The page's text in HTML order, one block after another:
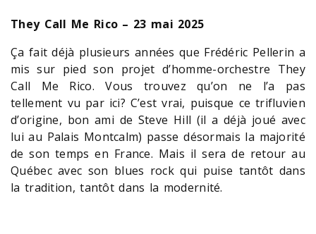
They Call Me Rico – 23 mai 2025
Ça fait déjà plusieurs années que Frédéric Pellerin a
mis sur pied son projet d’homme-orchestre They
Call Me Rico. Vous trouvez qu’on ne l’a pas
tellement vu par ici? C’est vrai, puisque ce trifluvien
d’origine, bon ami de Steve Hill (il a déjà joué avec
lui au Palais Montcalm) passe désormais la majorité
de son temps en France. Mais il sera de retour au
Québec avec son blues rock qui puise tantôt dans
la tradition, tantôt dans la modernité.